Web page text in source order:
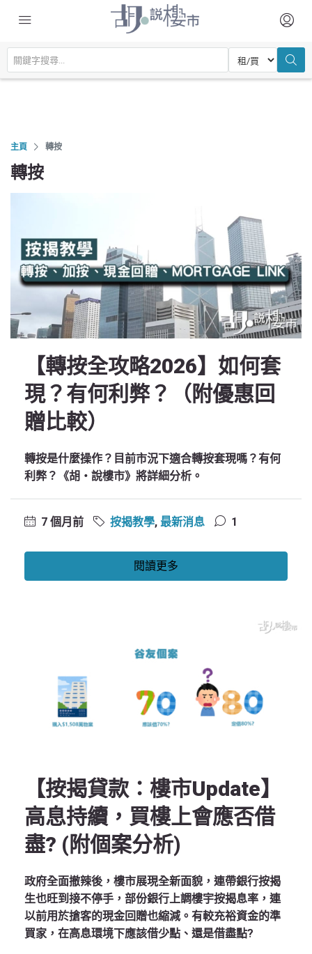
主頁 轉按
轉按
【轉按全攻略2026】如何套
現？有何利弊？（附優惠回
贈比較）
轉按是什麼操作？目前市況下適合轉按套現嗎？有何
利弊？《胡‧說樓市》將詳細分析。
7 個月前 按揭教學, 最新消息 1
閱讀更多
【按揭貸款：樓市Update】
高息持續，買樓上會應否借
盡? (附個案分析)
政府全面撤辣後，樓市展現全新面貌，連帶銀行按揭
生也旺到接不停手，部份銀行上調樓宇按揭息率，連
以前用於搶客的現金回贈也縮減。有較充裕資金的準
買家，在高息環境下應該借少點、還是借盡點?